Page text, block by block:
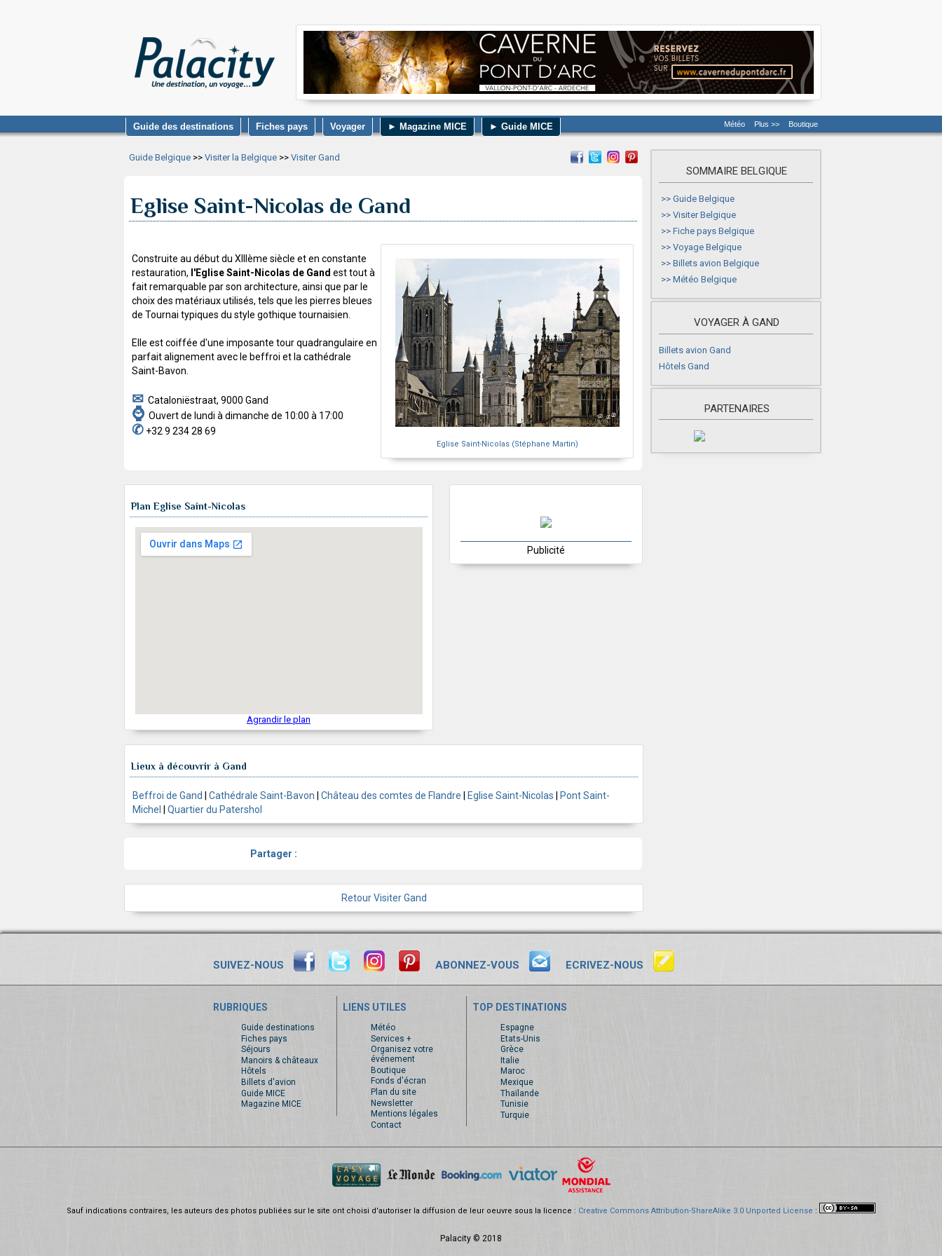
Guide des destinations Fiches pays Voyager ► Magazine MICE ► Guide MICE Météo Plus >> Boutique
Guide Belgique >> Visiter la Belgique >> Visiter Gand
Eglise Saint-Nicolas de Gand
Eglise Saint-Nicolas (Stéphane Martin)
Construite au début du XIIIème siècle et en constante
restauration, l'Eglise Saint-Nicolas de Gand est tout à
fait remarquable par son architecture, ainsi que par le
choix des matériaux utilisés, tels que les pierres bleues
de Tournai typiques du style gothique tournaisien.
Elle est coiffée d'une imposante tour quadrangulaire en
parfait alignement avec le beffroi et la cathédrale
Saint-Bavon.
✉ Cataloniëstraat, 9000 Gand
⌚ Ouvert de lundi à dimanche de 10:00 à 17:00
✆ +32 9 234 28 69
Plan Eglise Saint-Nicolas
Agrandir le plan
Publicité
Lieux à découvrir à Gand
Beffroi de Gand Cathédrale Saint-Bavon Château des comtes de Flandre Eglise Saint-Nicolas
Pont Saint-
Michel
Quartier du Patershol
Partager :
Retour Visiter Gand
SOMMAIRE BELGIQUE
>> Guide Belgique
>> Visiter Belgique
>> Fiche pays Belgique
>> Voyage Belgique
>> Billets avion Belgique
>> Météo Belgique
VOYAGER À GAND
Billets avion Gand
Hôtels Gand
PARTENAIRES
SUIVEZ-NOUS ABONNEZ-VOUS ECRIVEZ-NOUS
RUBRIQUES
Guide destinations
Fiches pays
Séjours
Manoirs & châteaux
Hôtels
Billets d'avion
Guide MICE
Magazine MICE
LIENS UTILES
Météo
Services +
Organisez votre
événement
Boutique
Fonds d'écran
Plan du site
Newsletter
Mentions légales
Contact
TOP DESTINATIONS
Espagne
Etats-Unis
Grèce
Italie
Maroc
Mexique
Thaïlande
Tunisie
Turquie
Sauf indications contraires, les auteurs des photos publiées sur le site ont choisi d'autoriser la diffusion de leur oeuvre sous la licence : Creative Commons Attribution-ShareAlike 3.0 Unported License :
Palacity © 2018